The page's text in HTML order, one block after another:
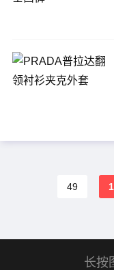
49 1
长按